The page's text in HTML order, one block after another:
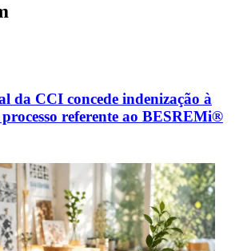
da CCI concede indenização à
referente ao BESREMi®